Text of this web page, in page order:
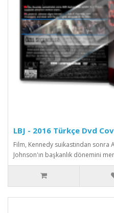
LBJ - 2016 Türkçe Dvd
Film, Kennedy suikastından sonra
Johnson'ın başkanlık dönemini